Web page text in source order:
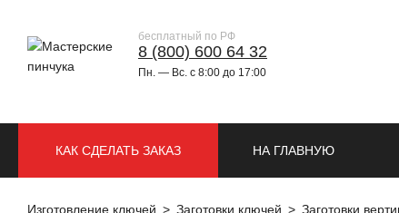
бесплатный по РФ
8 (800) 600 64 32
Пн. — Вс. с 8:00 до 17:00
НА ГЛАВНУЮ
КАК СДЕЛАТЬ ЗАКАЗ
Изготовление ключей Заготовки ключей Заготовки